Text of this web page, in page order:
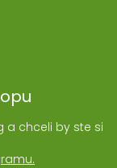
a chceli by ste si